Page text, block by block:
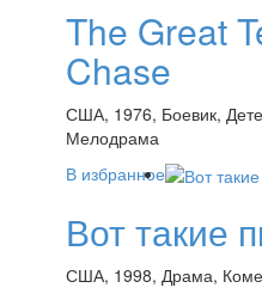
The Great
Chase
США, 1976, Боевик,
Мелодрама
В избранное
Вот такие
США, 1998, Драма,